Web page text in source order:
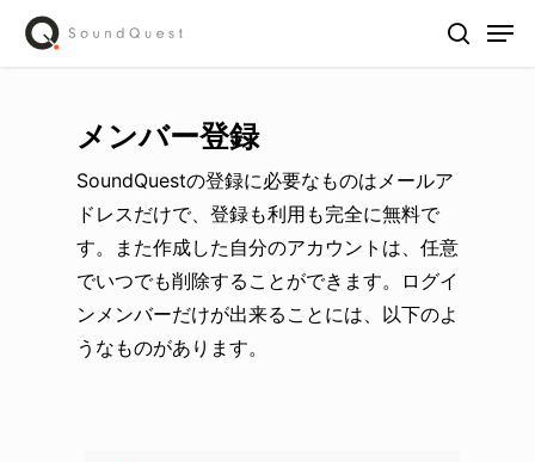
Skip
search
メンバー登録
SoundQuestの登録に必要なものはメールア
ドレスだけで、登録も利用も完全に無料で
す。また作成した自分のアカウントは、任意
でいつでも削除することができます。ログイ
ンメンバーだけが出来ることには、以下のよ
うなものがあります。